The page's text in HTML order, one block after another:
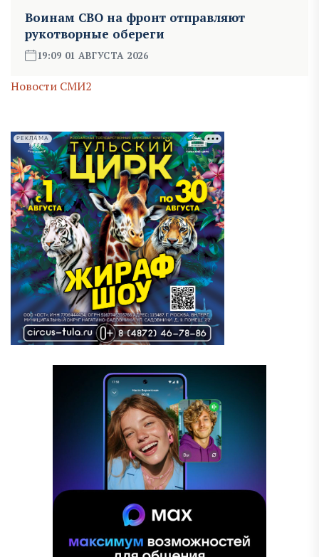
Воинам СВО на фронт отправляют
рукотворные обереги
19:09 01 АВГУСТА 2026
Новости СМИ2
РЕКЛАМА